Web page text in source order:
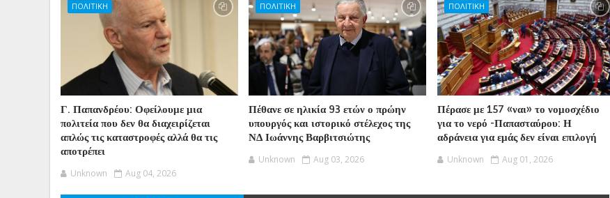
ΠΟΛΙΤΙΚΗ
Γ. Παπανδρέου: Οφείλουμε μια
πολιτεία που δεν θα διαχειρίζεται
απλώς τις καταστροφές αλλά θα τις
αποτρέπει
Unknown Aug 04, 2026
ΠΟΛΙΤΙΚΗ
Πέθανε σε ηλικία 93 ετών ο πρώην
υπουργός και ιστορικό στέλεχος της
ΝΔ Ιωάννης Βαρβιτσιώτης
Unknown Aug 03, 2026
ΠΟΛΙΤΙΚΗ
Πέρασε με 157 «ναι» το νομοσχέδιο
για το νερό -Παπασταύρου: Η
αδράνεια για εμάς δεν είναι επιλογή
Unknown Aug 01, 2026